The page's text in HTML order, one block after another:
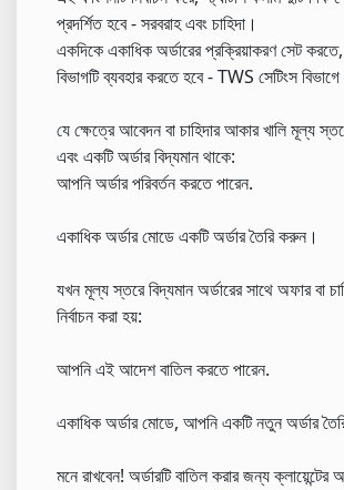
প্রদর্শিত হবে - সরবরাহ এবং চাহিদা।
একদিকে একাধিক অর্ডারের প্রক্রিয়াকরণ সেট
বিভাগটি ব্যবহার করতে হবে - TWS সেটিংস বিভাগে
যে ক্ষেত্রে আবেদন বা চাহিদার আকার খালি মূল্য
এবং একটি অর্ডার বিদ্যমান থাকে:
আপনি অর্ডার পরিবর্তন করতে পারেন.
একাধিক অর্ডার মোডে একটি অর্ডার তৈরি করুন।
যখন মূল্য স্তরে বিদ্যমান অর্ডারের সাথে অফার বা
নির্বাচন করা হয়:
আপনি এই আদেশ বাতিল করতে পারেন.
একাধিক অর্ডার মোডে, আপনি একটি নতুন অর্ডার
মনে রাখবেন! অর্ডারটি বাতিল করার জন্য ক্লায়েন্টের